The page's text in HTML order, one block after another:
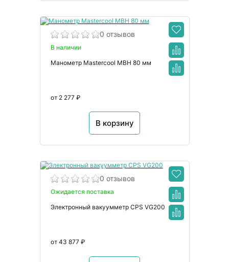
0 отзывов
В наличии
Манометр Mastercool MBH 80 мм
от 2 277 ₽
В корзину
0 отзывов
Ожидается поставка
Электронный вакуумметр CPS VG200
от 43 877 ₽